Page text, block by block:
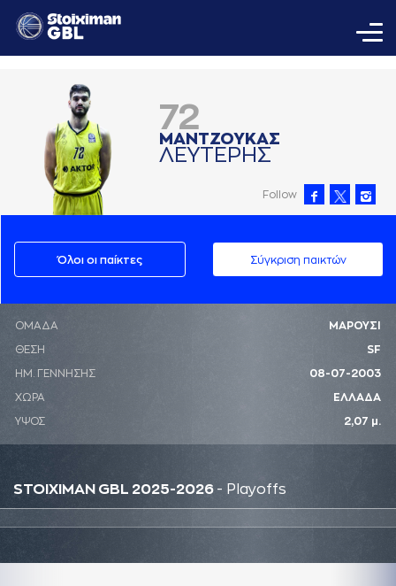
72
ΜAΝΤΖΟΥΚAΣ
ΛΕΥΤΕΡΗΣ
Follow
Όλοι οι παίκτες Σύγκριση παικτών
ΟΜΑΔΑ ΜΑΡΟΥΣΙ
ΘΕΣΗ SF
ΗΜ. ΓΕΝΝΗΣΗΣ 08-07-2003
ΧΩΡΑ ΕΛΛΑΔΑ
ΥΨΟΣ 2,07 μ.
STOIXIMAN GBL 2025-2026 - Playoffs